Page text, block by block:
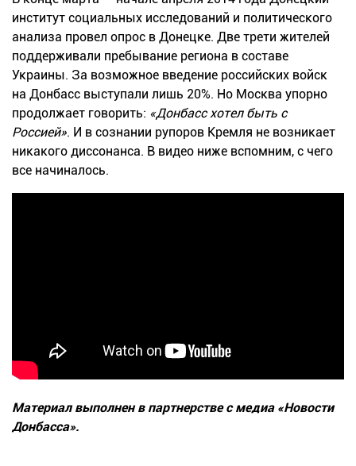
институт социальных исследований и политического
анализа провел опрос в Донецке. Две трети жителей
поддерживали пребывание региона в составе
Украины. За возможное введение российских войск
на Донбасс выступали лишь 20%. Но Москва упорно
продолжает говорить: «Донбасс хотел быть с
Россией». И в сознании рупоров Кремля не возникает
никакого диссонанса. В видео ниже вспомним, с чего
все начиналось.
Материал выполнен в партнерстве с медиа «Новости
Донбасса».